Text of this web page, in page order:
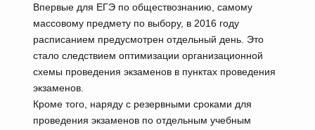
Впервые для ЕГЭ по обществознанию, самому
массовому предмету по выбору, в 2016 году
расписанием предусмотрен отдельный день. Это
стало следствием оптимизации организационной
схемы проведения экзаменов в пунктах проведения
экзаменов.
Кроме того, наряду с резервными сроками для
проведения экзаменов по отдельным учебным